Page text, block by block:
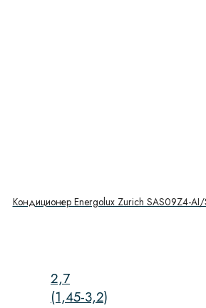
Кондиционер Energolux Zurich SAS09Z4-
2,7
(1,45-3,2)